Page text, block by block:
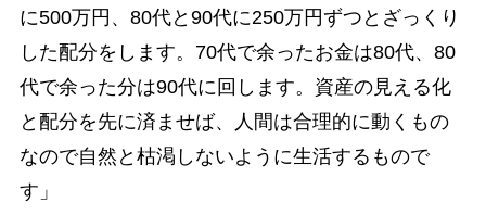
に500万円、80代と90代に250万円ずつとざっくり
した配分をします。70代で余ったお金は80代、80
代で余った分は90代に回します。資産の見える化
と配分を先に済ませば、人間は合理的に動くもの
なので自然と枯渇しないように生活するもので
す」